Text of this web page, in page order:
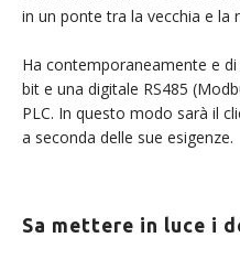
in un ponte tra la vecchia e la
Ha contemporaneamente e
bit e una digitale RS485
PLC. In questo modo sarà il
a seconda delle sue esigenze.
Sa mettere in luce i